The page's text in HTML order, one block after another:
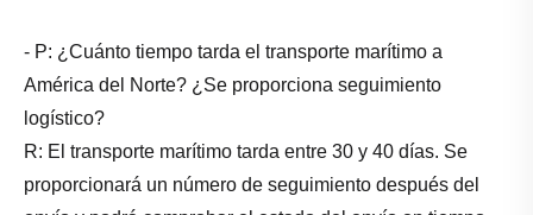
- P: ¿Cuánto tiempo tarda el transporte marítimo a
América del Norte? ¿Se proporciona seguimiento
logístico?
R: El transporte marítimo tarda entre 30 y 40 días. Se
proporcionará un número de seguimiento después del